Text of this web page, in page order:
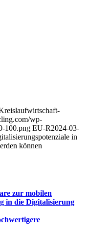
wp-
100.png EU-R2024-03-
in
können
zur mobilen
in die Digitalisierung